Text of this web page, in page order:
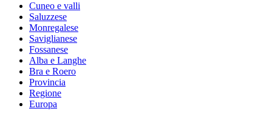
Cuneo e valli
Saluzzese
Monregalese
Saviglianese
Fossanese
Alba e Langhe
Bra e Roero
Provincia
Regione
Europa